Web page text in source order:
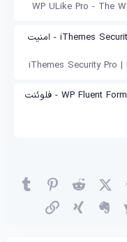
WP ULike Pro - The
دانلود افزونه وردپرس iThemes Security Pro - امنیت
iThemes Security Pro
دانلود افزونه وردپرس WP Fluent Forms Pro - فلوئنت
فیسبوک ردیت پینترست
یاهو اِورنُت زینگ